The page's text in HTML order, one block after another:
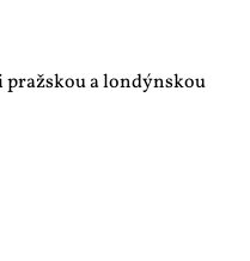
pražskou a londýnskou